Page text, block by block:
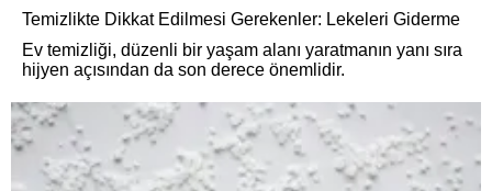
Temizlikte Dikkat Edilmesi Gerekenler: Lekeleri Giderme
Ev temizliği, düzenli bir yaşam alanı yaratmanın yanı sıra
hijyen açısından da son derece önemlidir.